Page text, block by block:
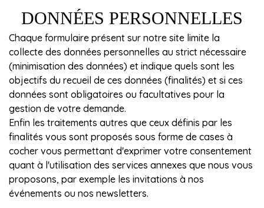
DONNÉES PERSONNELLES
Chaque formulaire présent sur notre site limite la
collecte des données personnelles au strict nécessaire
(minimisation des données) et indique quels sont les
objectifs du recueil de ces données (finalités) et si ces
données sont obligatoires ou facultatives pour la
gestion de votre demande.
Enfin les traitements autres que ceux définis par les
finalités vous sont proposés sous forme de cases à
cocher vous permettant d'exprimer votre consentement
quant à l'utilisation des services annexes que nous vous
proposons, par exemple les invitations à nos
événements ou nos newsletters.